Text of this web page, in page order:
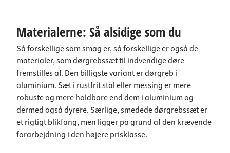
Materialerne: Så alsidige som du
Så forskellige som smag er, så forskellige er også de
materialer, som dørgrebssæt til indvendige døre
fremstilles af. Den billigste variant er dørgreb i
aluminium. Sæt i rustfrit stål eller messing er mere
robuste og mere holdbare end dem i aluminium og
dermed også dyrere. Særlige, smedede dørgrebssæt er
et rigtigt blikfang, men ligger på grund af den krævende
forarbejdning i den højere prisklasse.